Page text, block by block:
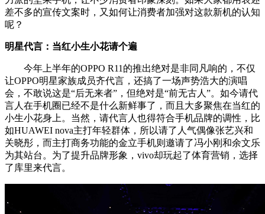
差不多的宣传文案时，又如何让消费者加强对这款新机的认知
呢？
明星代言：当红小生小花请个遍
今年上半年的OPPO R11的推出绝对是非同凡响的，不仅
让OPPO明星家族成员齐代言，还搞了一场声势浩大的演唱
会，不敢说这是“后无来者”，但绝对是“前无古人”。如今请代
言人在手机圈已经不是什么新鲜事了，而且大多聚焦在当红的
小生小花身上。当然，请代言人也得符合手机品牌的调性，比
如HUAWEI nova主打年轻群体，所以请了人气偶像张艺兴和
关晓彤，而主打商务功能的金立手机则邀请了冯小刚和余文乐
为其站台。为了提升品牌形象，vivo却玩起了体育营销，选择
了库里来代言。